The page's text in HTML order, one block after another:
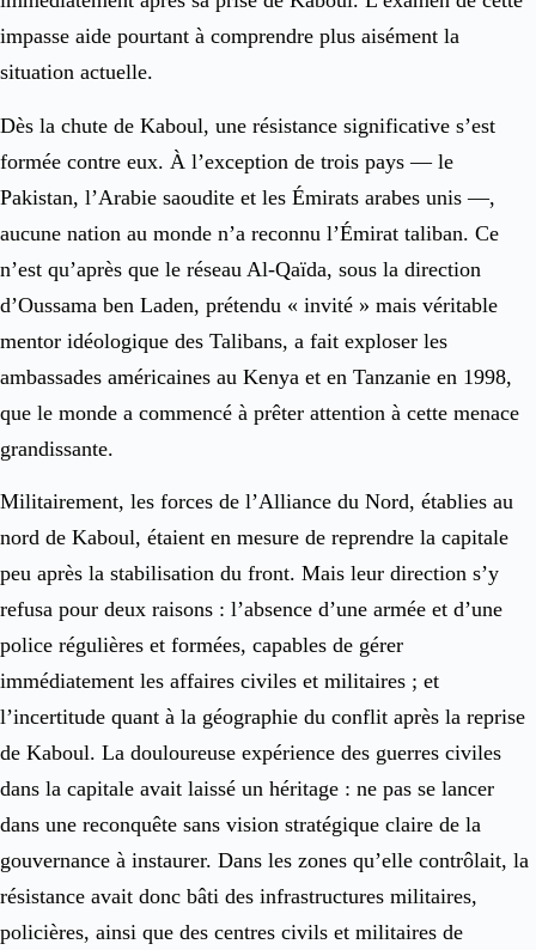
impasse aide pourtant à comprendre plus aisément la
situation actuelle.
Dès la chute de Kaboul, une résistance significative s’est
formée contre eux. À l’exception de trois pays — le
Pakistan, l’Arabie saoudite et les Émirats arabes unis —,
aucune nation au monde n’a reconnu l’Émirat taliban. Ce
n’est qu’après que le réseau Al-Qaïda, sous la direction
d’Oussama ben Laden, prétendu « invité » mais véritable
mentor idéologique des Talibans, a fait exploser les
ambassades américaines au Kenya et en Tanzanie en 1998,
que le monde a commencé à prêter attention à cette menace
grandissante.
Militairement, les forces de l’Alliance du Nord, établies au
nord de Kaboul, étaient en mesure de reprendre la capitale
peu après la stabilisation du front. Mais leur direction s’y
refusa pour deux raisons : l’absence d’une armée et d’une
police régulières et formées, capables de gérer
immédiatement les affaires civiles et militaires ; et
l’incertitude quant à la géographie du conflit après la reprise
de Kaboul. La douloureuse expérience des guerres civiles
dans la capitale avait laissé un héritage : ne pas se lancer
dans une reconquête sans vision stratégique claire de la
gouvernance à instaurer. Dans les zones qu’elle contrôlait, la
résistance avait donc bâti des infrastructures militaires,
policières, ainsi que des centres civils et militaires de